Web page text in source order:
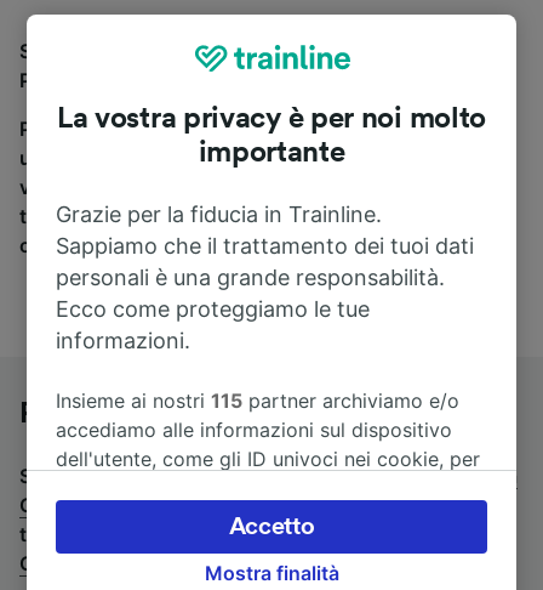
Se stai cercando un pullman per viaggiare da Lyon
Perrache a Ginevra, sei nel posto giusto.
Per trovare i biglietti dei pullman, è sufficiente avviare
una ricerca in alto, e compareremo i tempi e i costi del
viaggio in treno e in pullman. Con Trainline puoi
trovare i biglietti per viaggiare con oltre 170
compagnie ferroviarie e dei pullman.
Pullman da Lyon Perrache a Ginevra
Stai cercando un viaggio di ritorno? Vai supullman da
Ginevra a Lyon Perrache.Se preferisci prendere il
treno, consulta la paginatreni da Lyon Perrache a
Ginevra
La vostra privacy è per noi molto
importante
Grazie per la fiducia in Trainline.
Sappiamo che il trattamento dei tuoi dati
personali è una grande responsabilità.
Ecco come proteggiamo le tue
informazioni.
Insieme ai nostri115 partner archiviamo e/o
accediamo alle informazioni sul dispositivo
dell'utente, come gli ID univoci nei cookie, per
accettare o gestire le proprie scelte facendo
clic di seguito, tra cui il proprio diritto di
opporsi sulla base di un interesse legittimo o
Mostra finalità
Accetto